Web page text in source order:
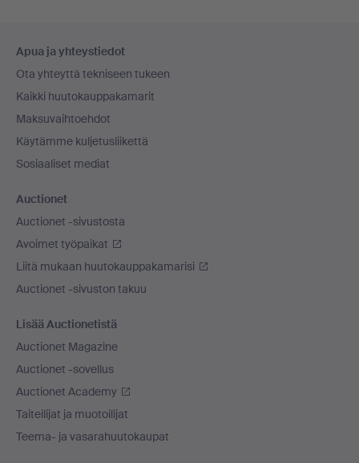
Apua ja yhteystiedot
Ota yhteyttä tekniseen tukeen
Kaikki huutokauppakamarit
Maksuvaihtoehdot
Käytämme kuljetusliikettä
Sosiaaliset mediat
Auctionet
Auctionet -sivustosta
Avoimet työpaikat
Liitä mukaan huutokauppakamarisi
Auctionet -sivuston takuu
Lisää Auctionetistä
Auctionet Magazine
Auctionet -sovellus
Auctionet Academy
Taiteilijat ja muotoilijat
Teema- ja vasarahuutokaupat